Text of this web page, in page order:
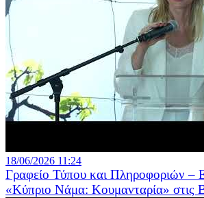
18/06/2026 11:24
Γραφείο Τύπου και Πληροφοριών –
«Κύπριο Νάμα: Κουμανταρία» στις